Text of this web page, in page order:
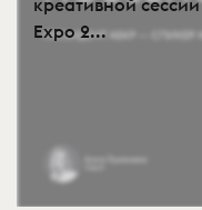
Expo 2...